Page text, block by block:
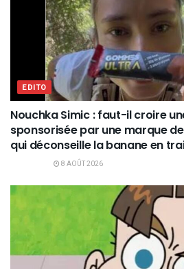
EDITO
Nouchka Simic : faut-il croire
sponsorisée par une marque
qui déconseille la banane en
8 AOÛT 2026